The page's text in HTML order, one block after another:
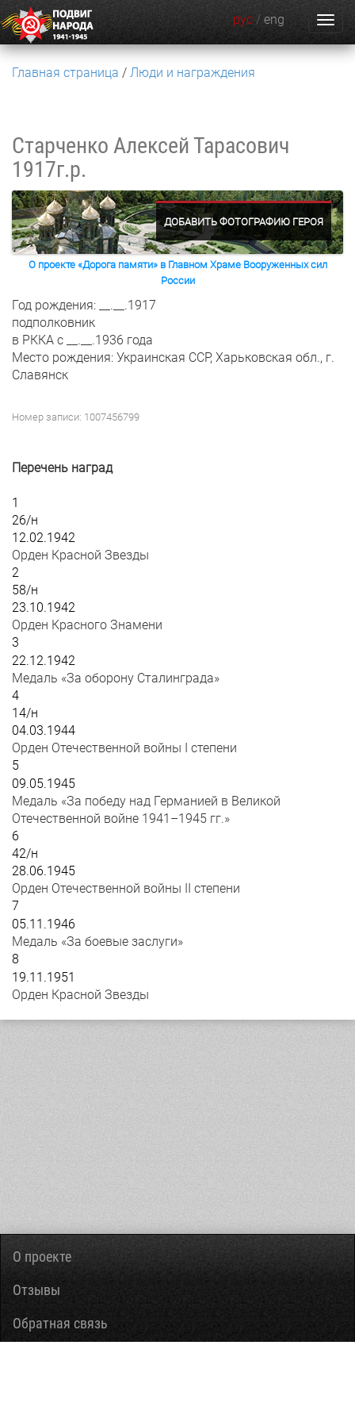
рус / eng
Главная страница Люди и награждения
Старченко Алексей Тарасович
1917г.р.
ДОБАВИТЬ ФОТОГРАФИЮ ГЕРОЯ
О проекте «Дорога памяти» в Главном Храме Вооруженных сил
России
Год рождения: __.__.1917
подполковник
в РККА с __.__.1936 года
Место рождения: Украинская ССР, Харьковская обл., г.
Славянск
Номер записи: 1007456799
Перечень наград
1
26/н
12.02.1942
Орден Красной Звезды
2
58/н
23.10.1942
Орден Красного Знамени
3
22.12.1942
Медаль «За оборону Сталинграда»
4
14/н
04.03.1944
Орден Отечественной войны I степени
5
09.05.1945
Медаль «За победу над Германией в Великой
Отечественной войне 1941–1945 гг.»
6
42/н
28.06.1945
Орден Отечественной войны II степени
7
05.11.1946
Медаль «За боевые заслуги»
8
19.11.1951
Орден Красной Звезды
О проекте
Отзывы
Обратная связь